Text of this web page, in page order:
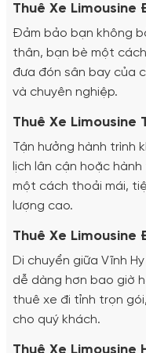
Thuê Xe Limousine
Đảm bảo bạn không
thân, bạn bè một
đưa đón sân bay của
và chuyên nghiệp.
Thuê Xe Limousine
Tận hưởng hành trình
lịch lân cận hoặc
một cách thoải mái,
lượng cao.
Thuê Xe Limousine
Di chuyển giữa Vĩnh
dễ dàng hơn bao giờ
thuê xe đi tỉnh trọn
cho quý khách.